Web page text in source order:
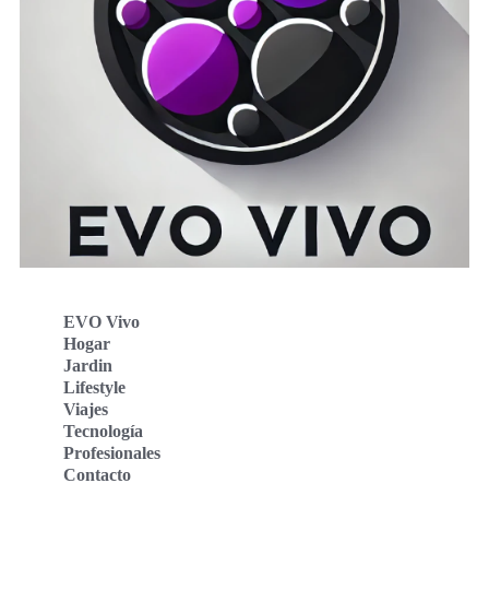
EVO Vivo
Hogar
Jardin
Lifestyle
Viajes
Tecnología
Profesionales
Contacto